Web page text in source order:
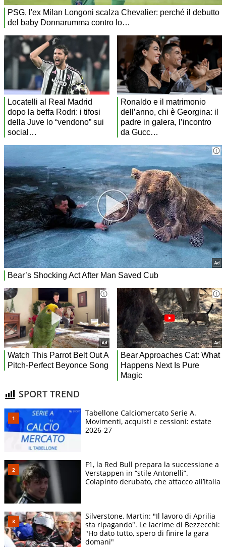
SPORT TREND
Tabellone Calciomercato Serie A.
Movimenti, acquisti e cessioni: estate
2026-27
F1, la Red Bull prepara la successione a
Verstappen in “stile Antonelli”.
Colapinto derubato, che attacco all’Italia
Silverstone, Martin: "Il lavoro di Aprilia
sta ripagando". Le lacrime di Bezzecchi:
"Ho dato tutto, spero di finire la gara
domani"